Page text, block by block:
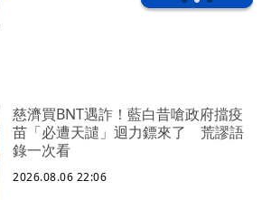
慈濟買BNT遇詐！藍白昔嗆政府擋疫
苗「必遭天譴」迴力鏢來了 荒謬語
錄一次看
2026.08.06 22:06